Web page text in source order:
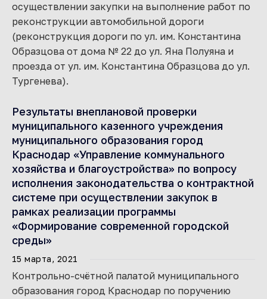
осуществлении закупки на выполнение работ по
реконструкции автомобильной дороги
(реконструкция дороги по ул. им. Константина
Образцова от дома № 22 до ул. Яна Полуяна и
проезда от ул. им. Константина Образцова до ул.
Тургенева).
Результаты внеплановой проверки
муниципального казенного учреждения
муниципального образования город
Краснодар «Управление коммунального
хозяйства и благоустройства» по вопросу
исполнения законодательства о контрактной
системе при осуществлении закупок в
рамках реализации программы
«Формирование современной городской
среды»
15 марта, 2021
Контрольно-счётной палатой муниципального
образования город Краснодар по поручению